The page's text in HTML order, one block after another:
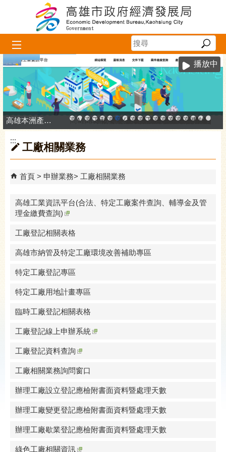
跳到主要內容區塊
播放中
高雄市政府中小企業升級輔導網站
MEGABAY大港創艦
高雄金融科技創新園區
工廠登記線上申辦系統
和發產業園區
高雄工業資訊平台
高雄本洲產業園區服務中心
公司、商業登記主題網
高雄市友善商家
高雄市政府經濟發展局-
工業管線防災教育資
高雄市綠能管理資
高雄市綠能管理
高雄淨零商轉
高雄招商網
高雄會展網
專刊『雄
雄心高
「我
高雄本洲產業園區服務中心
:::
工廠相關業務
首頁 申辦業務 工廠相關業務
高雄工業資訊平台(合法、特定工廠案件查詢、輔導金及管
理金繳費查詢)
工廠登記相關表格
高雄市納管及特定工廠環境改善補助專區
特定工廠登記專區
特定工廠用地計畫專區
臨時工廠登記相關表格
工廠登記線上申辦系統
工廠登記資料查詢
工廠相關業務詢問窗口
辦理工廠設立登記應檢附書面資料暨處理天數
辦理工廠變更登記應檢附書面資料暨處理天數
辦理工廠歇業登記應檢附書面資料暨處理天數
綠色工廠相關資訊